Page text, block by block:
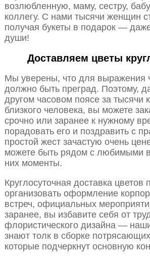
возлюбленную, маму, сестру,
коллегу. С нами тысячи женщин
получая букеты в подарок —
души!
Доставляем цветы
Мы уверены, что для выражения
должно быть преград. Поэтому,
другом часовом поясе за тысячи
близкого человека, вы можете
срочно или заранее к нужному
порадовать его и поздравить с
простой жест зачастую очень
можете быть рядом с любимыми
них моменты.
Круглосуточная доставка цветов
организовать оформление
встреч, официальных
заранее, вы избавите себя от
флористического дизайна —
знают толк в сборке
которые подчеркнут основную